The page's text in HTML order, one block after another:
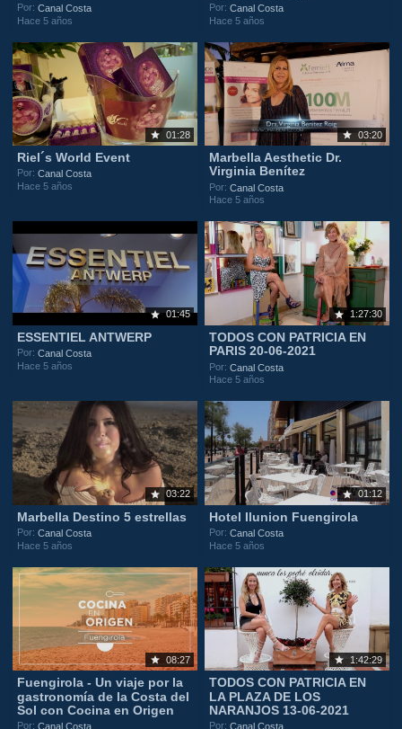
Por:Canal Costa
Hace 5 años
Por:Canal Costa
Hace 5 años
01:28
Riel´s World Event
Por:Canal Costa
Hace 5 años
03:20
Marbella Aesthetic Dr.
Virginia Benítez
Por:Canal Costa
Hace 5 años
01:45
ESSENTIEL ANTWERP
Por:Canal Costa
Hace 5 años
1:27:30
TODOS CON PATRICIA EN
PARIS 20-06-2021
Por:Canal Costa
Hace 5 años
03:22
Marbella Destino 5 estrellas
Por:Canal Costa
Hace 5 años
01:12
Hotel Ilunion Fuengirola
Por:Canal Costa
Hace 5 años
08:27
Fuengirola - Un viaje por la
gastronomía de la Costa del
Sol con Cocina en Origen
Por:Canal Costa
1:42:29
TODOS CON PATRICIA EN
LA PLAZA DE LOS
NARANJOS 13-06-2021
Por:Canal Costa